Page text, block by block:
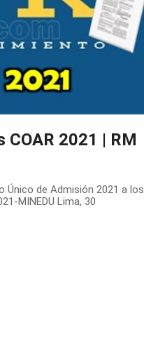
2021 | RM
Único de Admisión 2021 a los
MINEDU Lima, 30